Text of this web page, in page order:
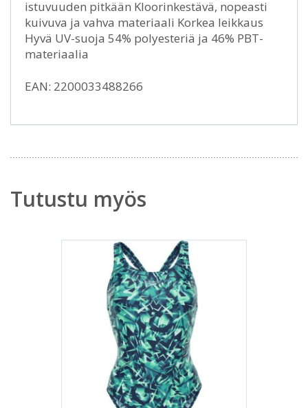
istuvuuden pitkään Kloorinkestävä, nopeasti
kuivuva ja vahva materiaali Korkea leikkaus
Hyvä UV-suoja 54% polyesteriä ja 46% PBT-
materiaalia
EAN: 2200033488266
Tutustu myös